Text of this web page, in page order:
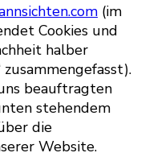
(im
Cookies und
halber
beauftragten
stehendem
die
Website.